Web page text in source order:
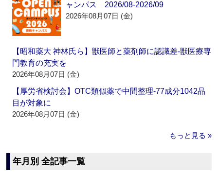
ャンパス 2026/08-2026/09
2026年08月07日 (金)
【昭和薬大 神林氏ら】獣医師と薬剤師に認識差‐獣医療専
門教育の充実を
2026年08月07日 (金)
【厚労省検討会】OTC類似薬で中間整理‐77成分1042品
目が対象に
2026年08月07日 (金)
もっと見る »
年月別 全記事一覧